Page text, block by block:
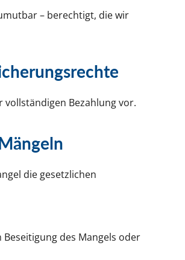
– berechtigt, die wir
vollständigen Bezahlung vor.
die gesetzlichen
des Mangels oder